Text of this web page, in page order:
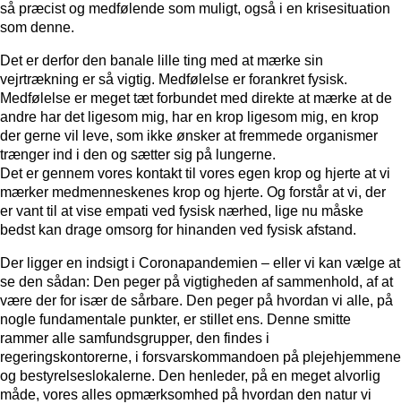
så præcist og medfølende som muligt, også i en krisesituation
som denne.
Det er derfor den banale lille ting med at mærke sin
vejrtrækning er så vigtig. Medfølelse er forankret fysisk.
Medfølelse er meget tæt forbundet med direkte at mærke at de
andre har det ligesom mig, har en krop ligesom mig, en krop
der gerne vil leve, som ikke ønsker at fremmede organismer
trænger ind i den og sætter sig på lungerne.
Det er gennem vores kontakt til vores egen krop og hjerte at vi
mærker medmenneskenes krop og hjerte. Og forstår at vi, der
er vant til at vise empati ved fysisk nærhed, lige nu måske
bedst kan drage omsorg for hinanden ved fysisk afstand.
Der ligger en indsigt i Coronapandemien – eller vi kan vælge at
se den sådan: Den peger på vigtigheden af sammenhold, af at
være der for især de sårbare. Den peger på hvordan vi alle, på
nogle fundamentale punkter, er stillet ens. Denne smitte
rammer alle samfundsgrupper, den findes i
regeringskontorerne, i forsvarskommandoen på plejehjemmene
og bestyrelseslokalerne. Den henleder, på en meget alvorlig
måde, vores alles opmærksomhed på hvordan den natur vi